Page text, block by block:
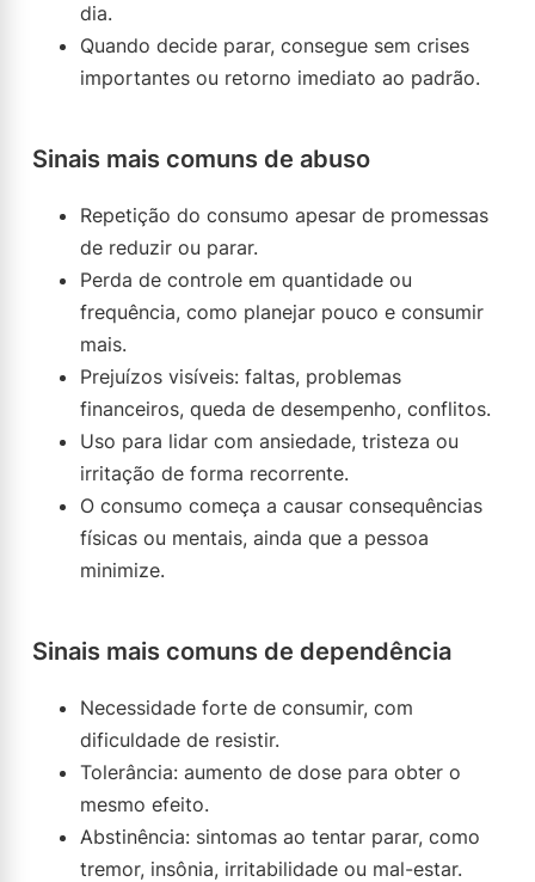
dia.
Quando decide parar, consegue sem crises
importantes ou retorno imediato ao padrão.
Sinais mais comuns de abuso
Repetição do consumo apesar de promessas
de reduzir ou parar.
Perda de controle em quantidade ou
frequência, como planejar pouco e consumir
mais.
Prejuízos visíveis: faltas, problemas
financeiros, queda de desempenho, conflitos.
Uso para lidar com ansiedade, tristeza ou
irritação de forma recorrente.
O consumo começa a causar consequências
físicas ou mentais, ainda que a pessoa
minimize.
Sinais mais comuns de dependência
Necessidade forte de consumir, com
dificuldade de resistir.
Tolerância: aumento de dose para obter o
mesmo efeito.
Abstinência: sintomas ao tentar parar, como
tremor, insônia, irritabilidade ou mal-estar.